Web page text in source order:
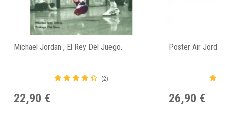
Michael Jordan , El Rey Del Juego.
(2)
22,90 €
Poster Air
26,90 €